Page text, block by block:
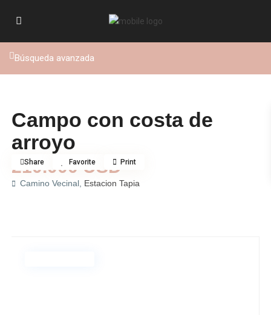
Búsqueda avanzada
Campo con costa de
arroyo
210.000 USD
Camino Vecinal, Estacion Tapia
Share Favorite Print